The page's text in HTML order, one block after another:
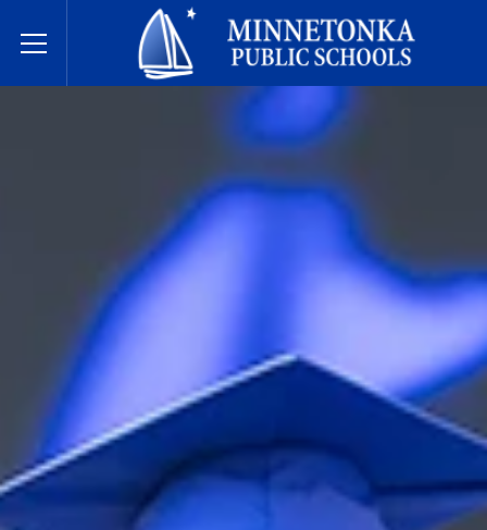
Toggle Menu
Державні школи Міннетонки